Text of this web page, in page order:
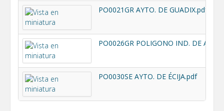
PO0021GR AYTO. DE GUADIX.pdf
PO0030SE AYTO. DE ÉCIJA.pdf